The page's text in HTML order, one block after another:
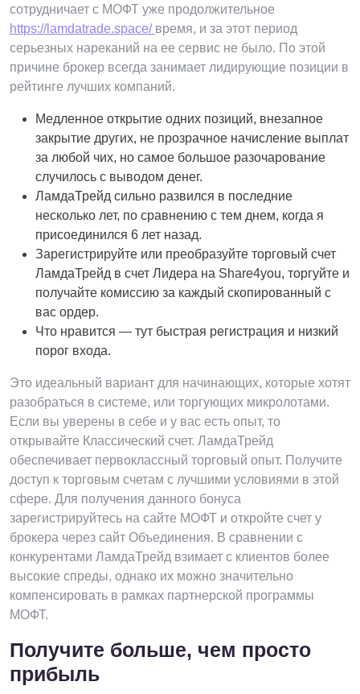
сотрудничает с МОФТ уже продолжительное
https://lamdatrade.space/ время, и за этот период
серьезных нареканий на ее сервис не было. По этой
причине брокер всегда занимает лидирующие позиции в
рейтинге лучших компаний.
Медленное открытие одних позиций, внезапное
закрытие других, не прозрачное начисление выплат
за любой чих, но самое большое разочарование
случилось с выводом денег.
ЛамдаТрейд сильно развился в последние
несколько лет, по сравнению с тем днем, когда я
присоединился 6 лет назад.
Зарегистрируйте или преобразуйте торговый счет
ЛамдаТрейд в счет Лидера на Share4you, торгуйте и
получайте комиссию за каждый скопированный с
вас ордер.
Что нравится — тут быстрая регистрация и низкий
порог входа.
Это идеальный вариант для начинающих, которые хотят
разобраться в системе, или торгующих микролотами.
Если вы уверены в себе и у вас есть опыт, то
открывайте Классический счет. ЛамдаТрейд
обеспечивает первоклассный торговый опыт. Получите
доступ к торговым счетам с лучшими условиями в этой
сфере. Для получения данного бонуса
зарегистрируйтесь на сайте МОФТ и откройте счет у
брокера через сайт Объединения. В сравнении с
конкурентами ЛамдаТрейд взимает с клиентов более
высокие спреды, однако их можно значительно
компенсировать в рамках партнерской программы
МОФТ.
Получите больше, чем просто
прибыль